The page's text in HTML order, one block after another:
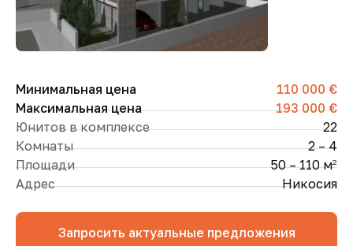
Минимальная цена
110 000 €
Максимальная цена
193 000 €
Юнитов в комплексе
22
Комнаты
2 – 4
Площади
50 – 110 м2
Адрес Никосия
Запросить актуальные предложения